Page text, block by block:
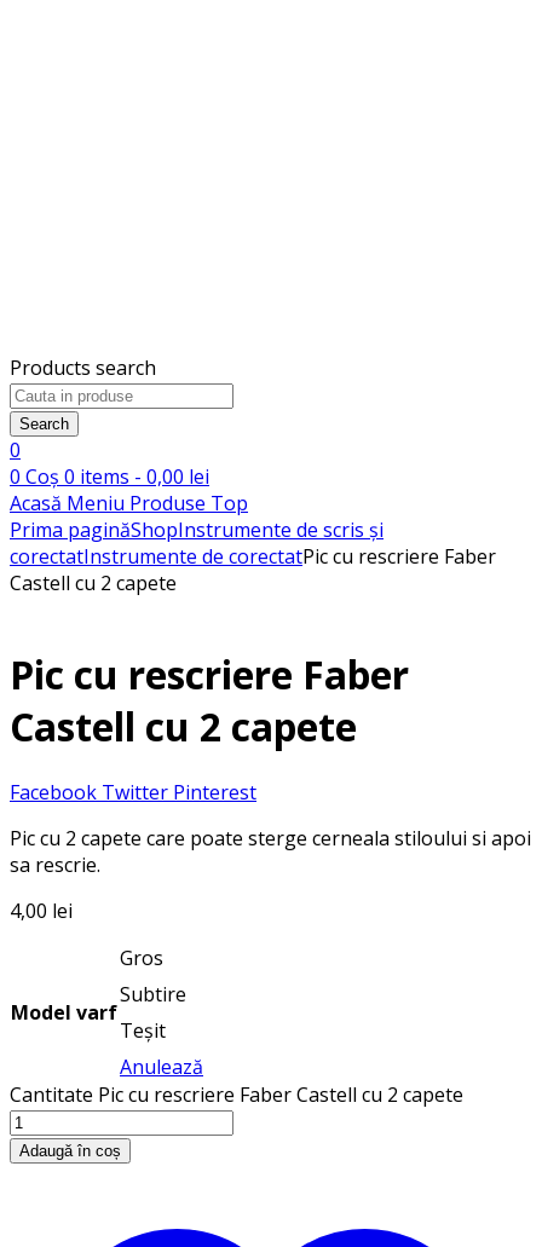
Products search
Search
0
0 Coș 0 items - 0,00 lei
Acasă Meniu Produse Top
Prima paginăShopInstrumente de scris și
corectatInstrumente de corectatPic cu rescriere Faber
Castell cu 2 capete
Pic cu rescriere Faber
Castell cu 2 capete
Facebook Twitter Pinterest
Pic cu 2 capete care poate sterge cerneala stiloului si apoi
sa rescrie.
4,00 lei
Model varf
Gros
Subtire
Teșit
Anulează
Cantitate Pic cu rescriere Faber Castell cu 2 capete
Adaugă în coș